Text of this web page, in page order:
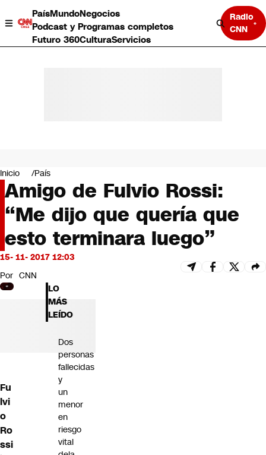
PaísMundoNegocios
Podcast y Programas completos
Futuro 360CulturaServicios
Radio
CNN
Negocios
Deportes
Programas completos
Cultura
Servicios
Bits
CNN tiempo
Futuro 360
Opinión
Inicio País
Amigo de Fulvio Rossi:
“Me dijo que quería que
esto terminara luego”
15- 11- 2017 12:03
Por CNN
Fu
lvi
o
Ro
ssi
LO
MÁS
LEÍDO
Dos
personas
fallecidas
y
un
menor
en
riesgo
vital